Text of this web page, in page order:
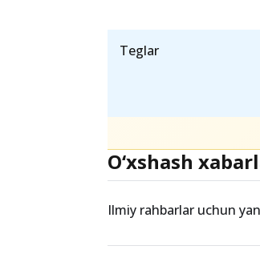
Teglar
O‘xshash
Ilmiy rahbarlar uchun